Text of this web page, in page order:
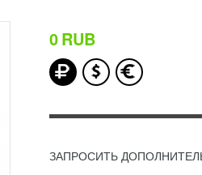
0RUB
ЗАПРОСИТЬ